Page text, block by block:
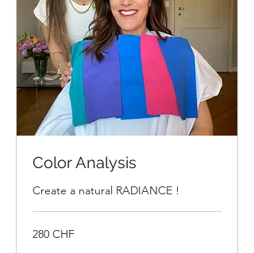
Color Analysis
Create a natural RADIANCE !
280
francs
280 CHF